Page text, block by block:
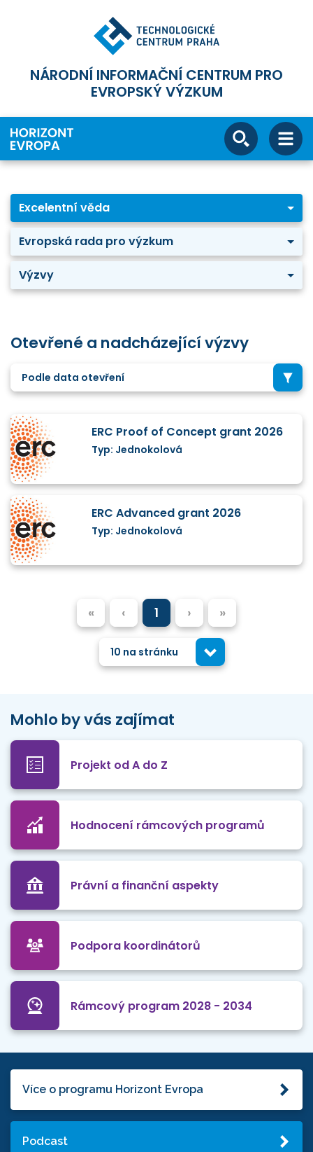
NÁRODNÍ INFORMAČNÍ CENTRUM PRO
EVROPSKÝ VÝZKUM
Excelentní věda
Evropská rada pro výzkum
Výzvy
Otevřené a nadcházející výzvy
Podle data otevření
ERC Proof of Concept grant 2026
Typ: Jednokolová
ERC Advanced grant 2026
Typ: Jednokolová
« ‹ 1 › »
10 na stránku
Mohlo by vás zajímat
Projekt od A do Z
Hodnocení rámcových programů
Právní a finanční aspekty
Podpora koordinátorů
Rámcový program 2028 - 2034
Více o programu Horizont Evropa
Podcast